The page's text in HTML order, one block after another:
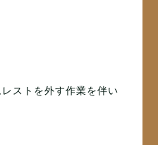
ストを外す作業を伴い